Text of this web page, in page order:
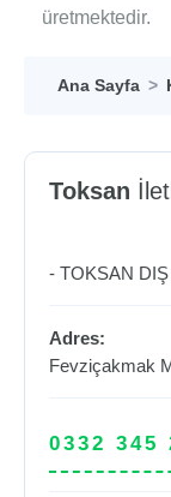
üretmektedir.
Ana Sayfa
Toksan
- TOKSAN
Adres:
Fevziçakmak
0332 345